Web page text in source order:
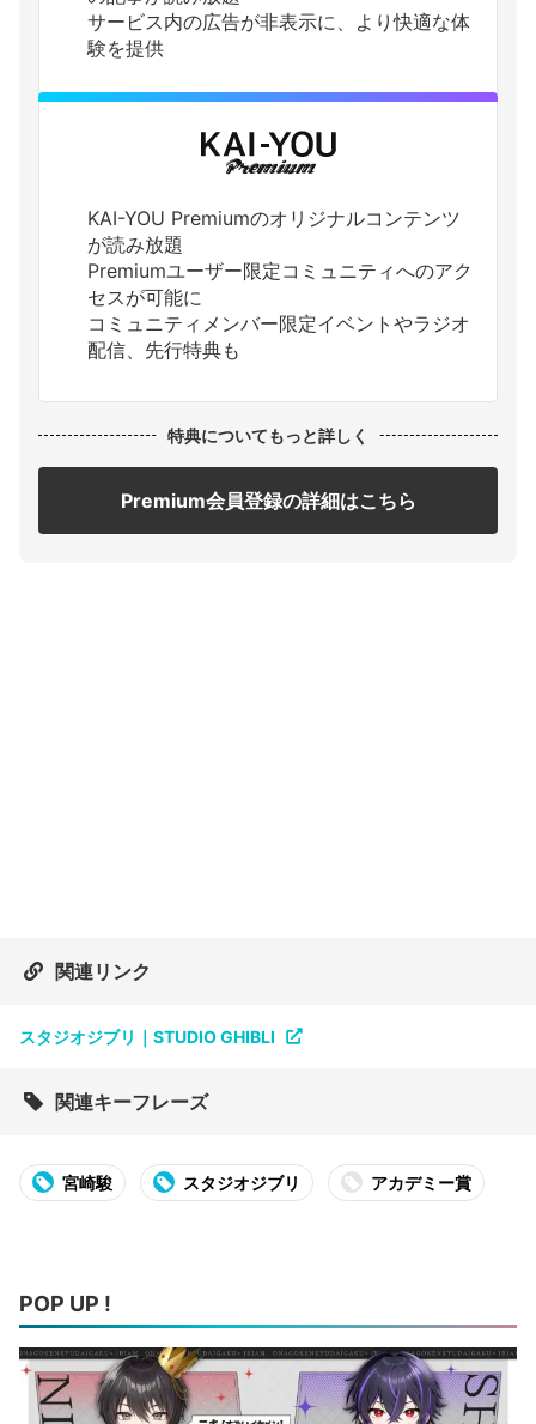
サービス内の広告が非表示に、より快適な体
験を提供
KAI-YOU Premiumのオリジナルコンテンツ
が読み放題
Premiumユーザー限定コミュニティへのアク
セスが可能に
コミュニティメンバー限定イベントやラジオ
配信、先行特典も
特典についてもっと詳しく
Premium会員登録の詳細はこちら
関連リンク
スタジオジブリ｜STUDIO GHIBLI
関連キーフレーズ
宮崎駿 スタジオジブリ アカデミー賞
POP UP !